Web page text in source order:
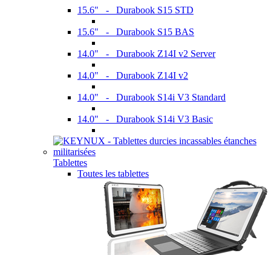
15.6" - Durabook S15 STD
15.6" - Durabook S15 BAS
14.0" - Durabook Z14I v2 Server
14.0" - Durabook Z14I v2
14.0" - Durabook S14i V3 Standard
14.0" - Durabook S14i V3 Basic
Tablettes
Toutes les tablettes